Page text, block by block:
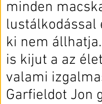
minden
lustálkodással
ki nem
is kijut a az
valami
Garfieldot Jon